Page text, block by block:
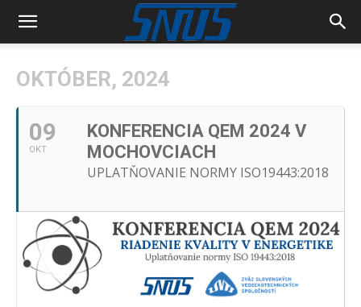
OKTÓBER, 2024
09
OKT
KONFERENCIA QEM 2024 V
MOCHOVCIACH
UPLATŇOVANIE NORMY ISO19443:2018